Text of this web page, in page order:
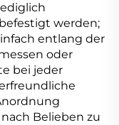
werden;
entlang der
oder
bei jeder
Belieben zu